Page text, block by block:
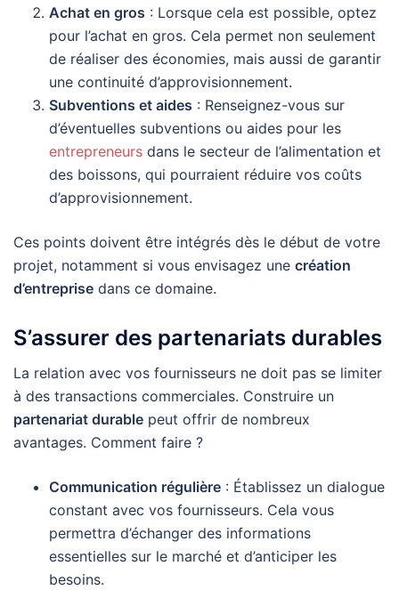
Achat en gros : Lorsque cela est possible, optez
pour l’achat en gros. Cela permet non seulement
de réaliser des économies, mais aussi de garantir
une continuité d’approvisionnement.
Subventions et aides : Renseignez-vous sur
d’éventuelles subventions ou aides pour les
entrepreneurs dans le secteur de l’alimentation et
des boissons, qui pourraient réduire vos coûts
d’approvisionnement.
Ces points doivent être intégrés dès le début de votre
projet, notamment si vous envisagez une création
d’entreprise dans ce domaine.
S’assurer des partenariats durables
La relation avec vos fournisseurs ne doit pas se limiter
à des transactions commerciales. Construire un
partenariat durable peut offrir de nombreux
avantages. Comment faire ?
Communication régulière : Établissez un dialogue
constant avec vos fournisseurs. Cela vous
permettra d’échanger des informations
essentielles sur le marché et d’anticiper les
besoins.